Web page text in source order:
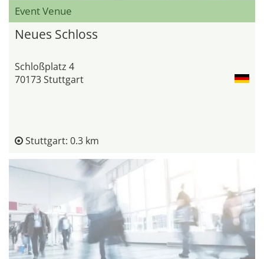
Event Venue
Neues Schloss
Schloßplatz 4
70173 Stuttgart
Stuttgart: 0.3 km